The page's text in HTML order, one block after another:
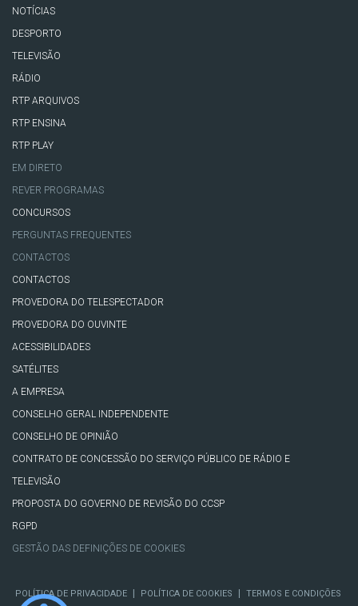
NOTÍCIAS
DESPORTO
TELEVISÃO
RÁDIO
RTP ARQUIVOS
RTP ENSINA
RTP PLAY
EM DIRETO
REVER PROGRAMAS
CONCURSOS
PERGUNTAS FREQUENTES
CONTACTOS
CONTACTOS
PROVEDORA DO TELESPECTADOR
PROVEDORA DO OUVINTE
ACESSIBILIDADES
SATÉLITES
A EMPRESA
CONSELHO GERAL INDEPENDENTE
CONSELHO DE OPINIÃO
CONTRATO DE CONCESSÃO DO SERVIÇO PÚBLICO DE RÁDIO E
TELEVISÃO
PROPOSTA DO GOVERNO DE REVISÃO DO CCSP
RGPD
GESTÃO DAS DEFINIÇÕES DE COOKIES
POLÍTICA DE PRIVACIDADE POLÍTICA DE COOKIES TERMOS E CONDIÇÕES